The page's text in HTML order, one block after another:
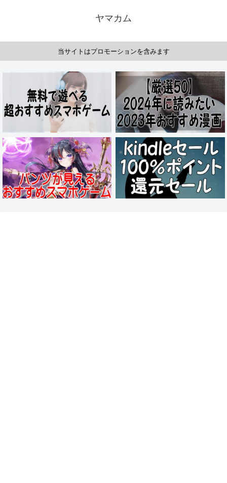
ヤマカム
当サイトはプロモーションを含みます